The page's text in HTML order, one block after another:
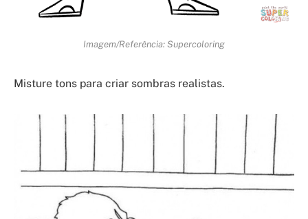
Imagem/Referência: Supercoloring
Misture tons para criar sombras realistas.